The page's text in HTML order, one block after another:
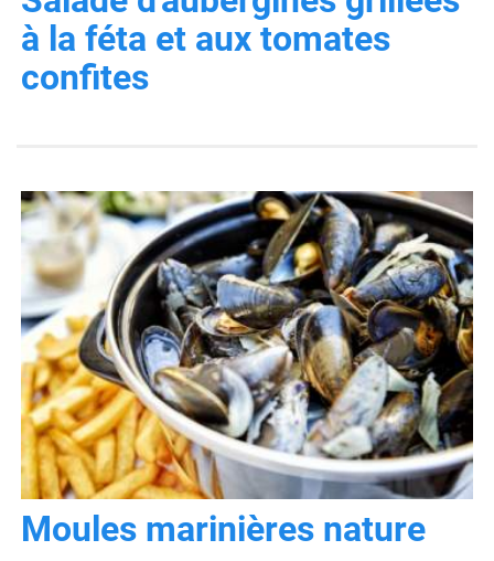
à la féta et aux tomates
confites
Moules marinières nature